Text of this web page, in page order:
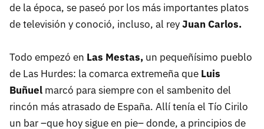
de la época, se paseó por los más importantes platos
de televisión y conoció, incluso, al reyJuan Carlos.
Todo empezó en Las Mestas, un pequeñísimo pueblo
de Las Hurdes: la comarca extremeña que Luis
Buñuel marcó para siempre con el sambenito del
rincón más atrasado de España. Allí tenía el Tío Cirilo
un bar –que hoy sigue en pie– donde, a principios de